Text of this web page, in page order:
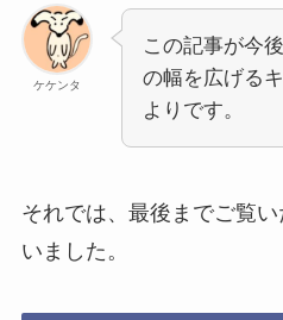
ケケンタ
この記事が今
の幅を広げる
よりです。
それでは、最後までご覧
いました。